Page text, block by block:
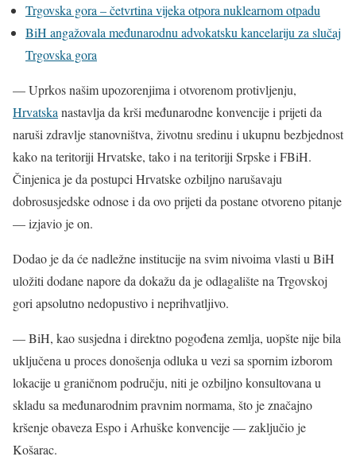
Trgovska gora – četvrtina vijeka otpora nuklearnom otpadu
BiH angažovala međunarodnu advokatsku kancelariju za slučaj
Trgovska gora
— Uprkos našim upozorenjima i otvorenom protivljenju,
Hrvatska nastavlja da krši međunarodne konvencije i prijeti da
naruši zdravlje stanovništva, životnu sredinu i ukupnu bezbjednost
kako na teritoriji Hrvatske, tako i na teritoriji Srpske i FBiH.
Činjenica je da postupci Hrvatske ozbiljno narušavaju
dobrosusjedske odnose i da ovo prijeti da postane otvoreno pitanje
— izjavio je on.
Dodao je da će nadležne institucije na svim nivoima vlasti u BiH
uložiti dodane napore da dokažu da je odlagalište na Trgovskoj
gori apsolutno nedopustivo i neprihvatljivo.
— BiH, kao susjedna i direktno pogođena zemlja, uopšte nije bila
uključena u proces donošenja odluka u vezi sa spornim izborom
lokacije u graničnom području, niti je ozbiljno konsultovana u
skladu sa međunarodnim pravnim normama, što je značajno
kršenje obaveza Espo i Arhuške konvencije — zaključio je
Košarac.